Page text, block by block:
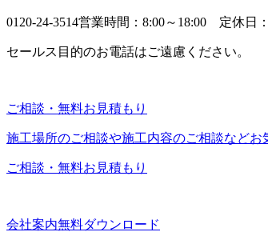
0120-24-3514営業時間：8:00～18:00 定休日
セールス目的のお電話はご遠慮ください。
ご相談・無料お見積もり
施工場所のご相談や施工内容のご相談などお
ご相談・無料お見積もり
会社案内無料ダウンロード